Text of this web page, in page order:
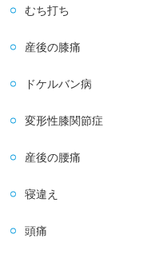
むち打ち
産後の膝痛
ドケルバン病
変形性膝関節症
産後の腰痛
寝違え
頭痛